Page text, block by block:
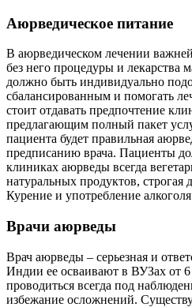
Аюрведическое питание
В аюрведическом лечении
без него процедуры и лекарства
должно быть индивидуально
сбалансированным и помогать
стоит отдавать предпочтение
предлагающим полный пакет
пациента будет правильная
предписанию врача. Пациенты
клиниках аюрведы всегда
натуральных продуктов, строгая
Курение и употребление
Врачи аюрведы
Врач аюрведы – серьезная и
Индии ее осваивают в ВУЗах от
проводиться всегда под
избежание осложнений.